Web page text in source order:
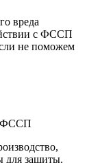
вреда
с ФССП
не поможем
ФССП
для защиты.